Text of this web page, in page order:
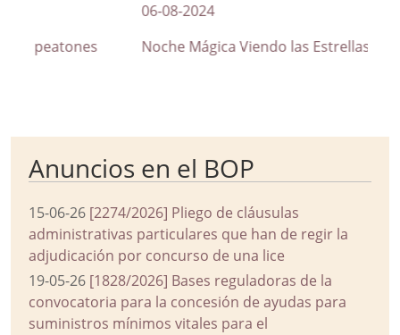
de peatones
06-08-2024
Noche Mágica Viendo las Estrellas
Anuncios en el BOP
15-06-26 [2274/2026] Pliego de cláusulas
administrativas particulares que han de regir la
adjudicación por concurso de una lice
19-05-26 [1828/2026] Bases reguladoras de la
convocatoria para la concesión de ayudas para
suministros mínimos vitales para el